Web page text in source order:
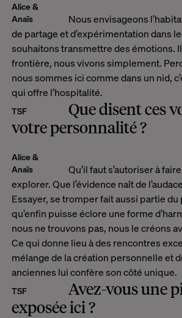
Alice &
Anaïs
Nous envisageons
de partage et d’expérimentation dans
souhaitons transmettre des émotions. Il
frontière, nous vivons simplement.
nous sommes ici comme dans un nid,
qui offre l’hospitalité.
TSF
Que disent ces
votre personnalité ?
Alice &
Anaïs
Qu’il faut s’autoriser à
explorer. Que l’évidence naît de
Essayer, se tromper fait aussi partie
qu’enfin puisse éclore une forme
nous ne trouvons pas, nous le créons
Ce qui donne lieu à des rencontres
mélange de la création personnelle et
anciennes lui confère son côté unique.
TSF
Avez-vous une
exposée ici ?